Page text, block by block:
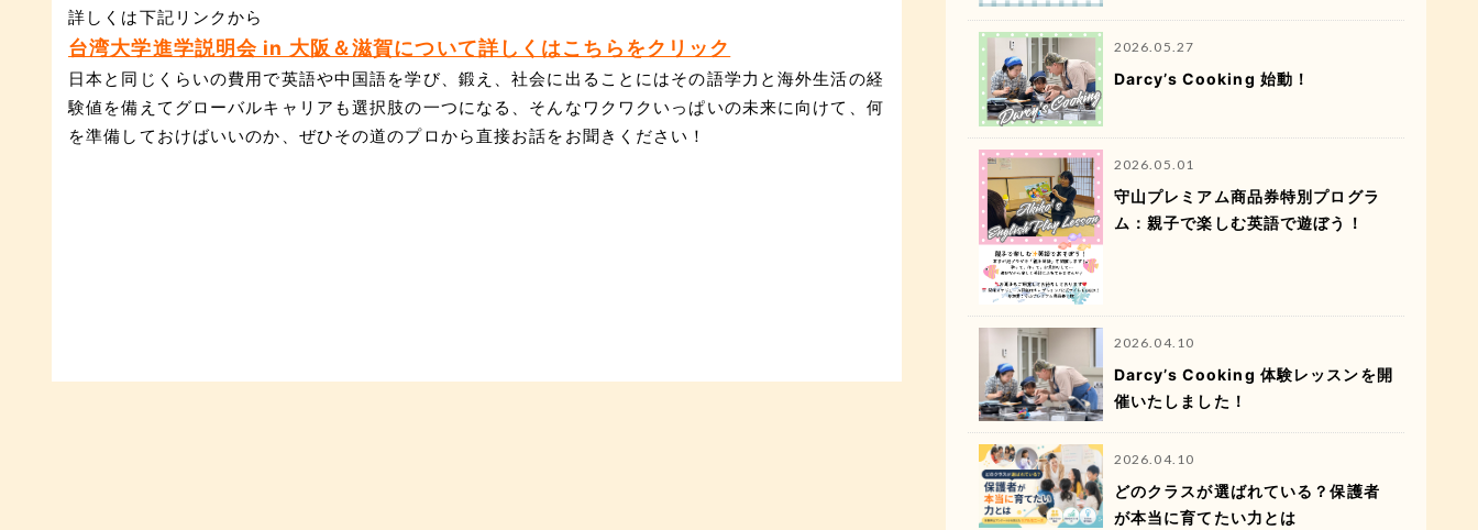
詳しくは下記リンクから
台湾大学進学説明会 in 大阪＆滋賀について詳しくはこちらをクリック
日本と同じくらいの費用で英語や中国語を学び、鍛え、社会に出ることにはその語学力と海外生活の経
験値を備えてグローバルキャリアも選択肢の一つになる、そんなワクワクいっぱいの未来に向けて、何
を準備しておけばいいのか、ぜひその道のプロから直接お話をお聞きください！
2026.05.27
Darcy’s Cooking 始動！
2026.05.01
守山プレミアム商品券特別プログラ
ム：親子で楽しむ英語で遊ぼう！
2026.04.10
Darcy’s Cooking 体験レッスンを開
催いたしました！
2026.04.10
どのクラスが選ばれている？保護者
が本当に育てたい力とは